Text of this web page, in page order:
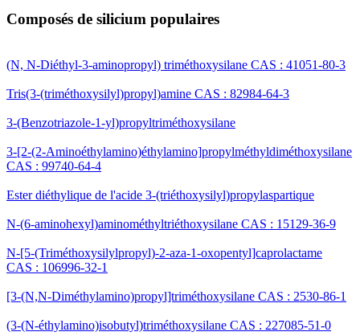
Composés de silicium populaires
(N, N-Diéthyl-3-aminopropyl) triméthoxysilane CAS : 41051-80-3
Tris(3-(triméthoxysilyl)propyl)amine CAS : 82984-64-3
3-(Benzotriazole-1-yl)propyltriméthoxysilane
3-[2-(2-Aminoéthylamino)éthylamino]propylméthyldiméthoxysilane
CAS : 99740-64-4
Ester diéthylique de l'acide 3-(triéthoxysilyl)propylaspartique
N-(6-aminohexyl)aminométhyltriéthoxysilane CAS : 15129-36-9
N-[5-(Triméthoxysilylpropyl)-2-aza-1-oxopentyl]caprolactame
CAS : 106996-32-1
[3-(N,N-Diméthylamino)propyl]triméthoxysilane CAS : 2530-86-1
(3-(N-éthylamino)isobutyl)triméthoxysilane CAS : 227085-51-0